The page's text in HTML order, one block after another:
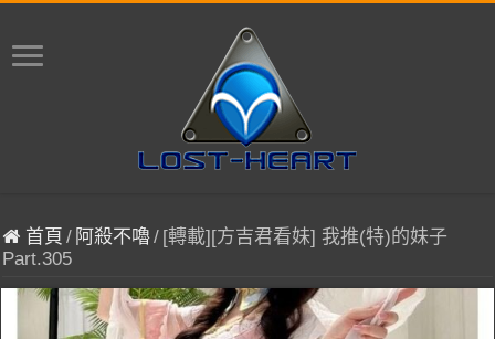
首頁 / 阿殺不嚕/ [轉載][方吉君看妹] 我推(特)的妹子
Part.305